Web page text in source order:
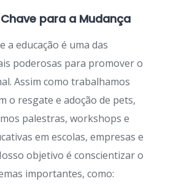
para a Mudança
a educação é uma das
poderosas para promover o
Assim como trabalhamos
o resgate e adoção de pets,
palestras, workshops e
em escolas, empresas e
objetivo é conscientizar o
importantes, como: